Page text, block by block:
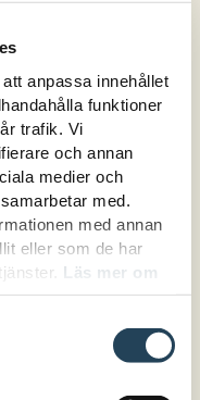
anpassa innehållet
funktioner
trafik. Vi
och annan
medier och
med.
med annan
eller som de har
Läs mer om
till
er och
och
ringar vi
önskade